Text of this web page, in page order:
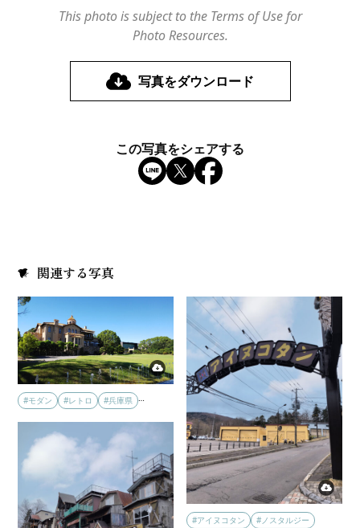
This photo is subject to the Terms of Use for
Photo Resources.
写真をダウンロード
この写真をシェアする
関連する写真
#モダン #レトロ #兵庫県 …
#アイヌコタン
#ノスタルジー